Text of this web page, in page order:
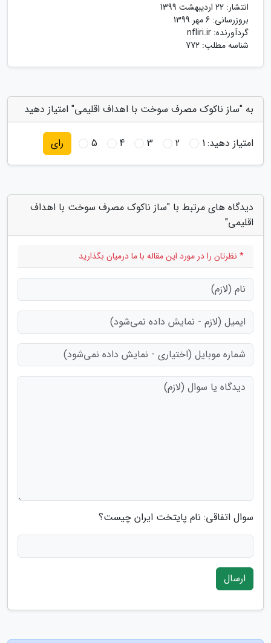
انتشار: 22 اردیبهشت 1399
بروزرسانی: 6 مهر 1399
گردآورنده: nfliri.ir
شناسه مطلب: 772
به "ساز ناکوک مصرف سوخت با اهداف اقلیمی" امتیاز دهید
امتیاز دهید:1
2
3
4
5 رای
دیدگاه های مرتبط با "ساز ناکوک مصرف سوخت با اهداف
اقلیمی"
* نظرتان را در مورد این مقاله با ما درمیان بگذارید
سوال اتفاقی: نام پایتخت ایران چیست؟
ارسال